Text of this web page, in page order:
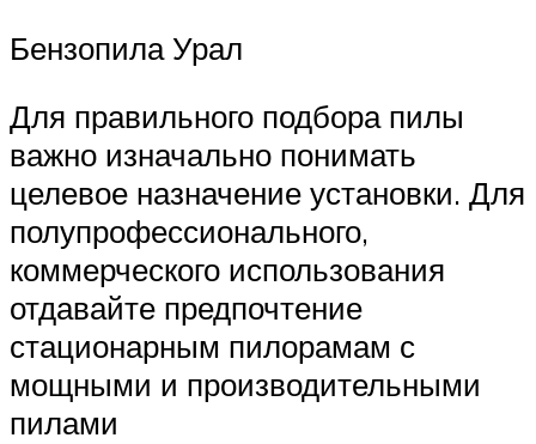
Бензопила Урал
Для правильного подбора пилы
важно изначально понимать
целевое назначение установки. Для
полупрофессионального,
коммерческого использования
отдавайте предпочтение
стационарным пилорамам с
мощными и производительными
пилами